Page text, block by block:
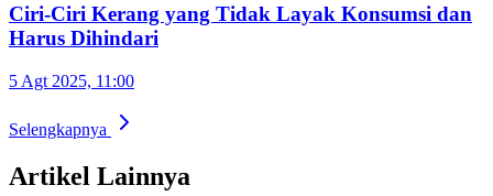
Ciri-Ciri Kerang yang Tidak Layak Konsumsi dan
Harus Dihindari
5 Agt 2025, 11:00
Selengkapnya
Artikel Lainnya